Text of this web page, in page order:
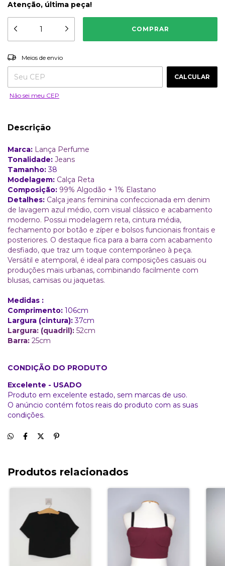
Atenção, última peça!
Entregas para o CEP:
Meios de envio
CALCULAR
Não sei meu CEP
Descrição
Marca: Lança Perfume
Tonalidade: Jeans
Tamanho:38
Modelagem: Calça Reta
Composição: 99% Algodão + 1% Elastano
Detalhes: Calça jeans feminina confeccionada em denim
de lavagem azul médio, com visual clássico e acabamento
moderno. Possui modelagem reta, cintura média,
fechamento por botão e zíper e bolsos funcionais frontais e
posteriores. O destaque fica para a barra com acabamento
desfiado, que traz um toque contemporâneo à peça.
Versátil e atemporal, é ideal para composições casuais ou
produções mais urbanas, combinando facilmente com
blusas, camisas ou jaquetas.
Medidas :
Comprimento: 106cm
Largura (cintura):37cm
Largura: (quadril): 52cm
Barra: 25cm
CONDIÇÃO DO PRODUTO
Excelente - USADO
Produto em excelente estado, sem marcas de uso.
O anúncio contém fotos reais do produto com as suas
condições.
Produtos relacionados